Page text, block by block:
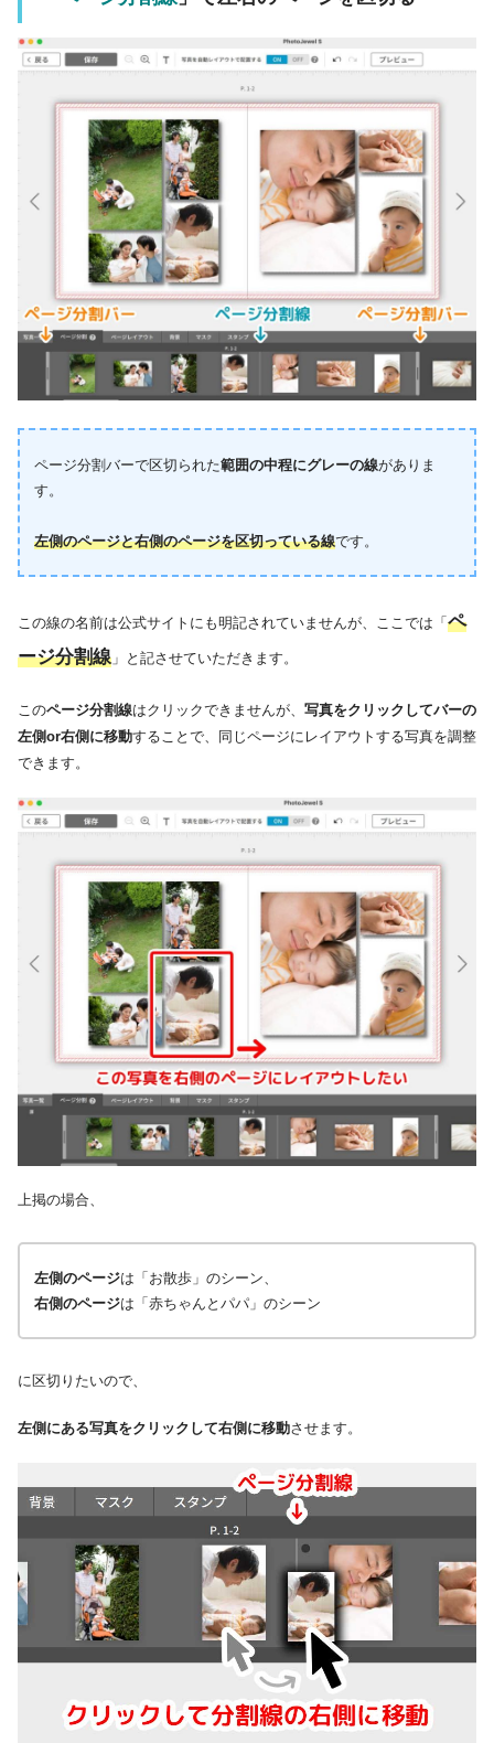
ページ分割バーで区切られた範囲の中程にグレーの線がありま
す。
左側のページと右側のページを区切っている線です。
この線の名前は公式サイトにも明記されていませんが、ここでは「 ペ
ージ分割線 」と記させていただきます。
このページ分割線はクリックできませんが、 写真をクリックしてバーの
左側or右側に移動することで、同じページにレイアウトする写真を調整
できます。
上掲の場合、
左側のページは「お散歩」のシーン、
右側のページは「赤ちゃんとパパ」のシーン
に区切りたいので、
左側にある写真をクリックして右側に移動させます。